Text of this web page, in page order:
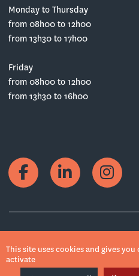
Monday to Thursday
from 08h00 to 12h00
from 13h30 to 17h00
Friday
from 08h00 to 12h00
from 13h30 to 16h00
This site uses cookies and gives
activate